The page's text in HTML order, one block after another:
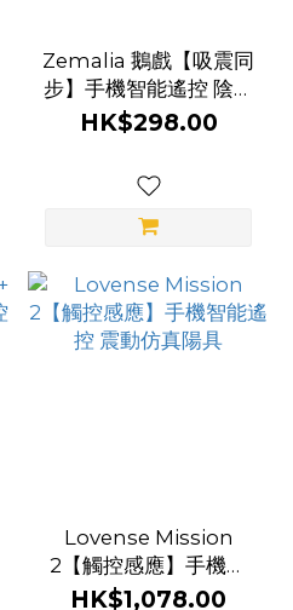
Zemalia 鵝戲【吸震同
步】手機智能遙控 陰蒂
吸啜 迷你G點震棒
HK$298.00
Lovense Mission
2【觸控感應】手機智
能遙控 震動仿真陽具
HK$1,078.00